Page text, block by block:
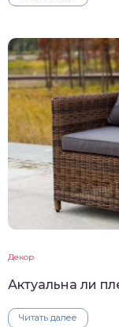
Декор
Актуальна ли
Читать далее